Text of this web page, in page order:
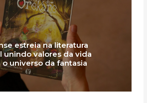
estreia na literatura
unindo valores da vida
universo da fantasia